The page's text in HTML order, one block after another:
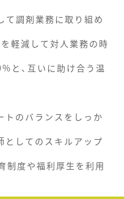
調剤業務に取り組め
軽減して対人業務の時
と、互いに助け合う温
トのバランスをしっか
としてのスキルアップ
制度や福利厚生を利用